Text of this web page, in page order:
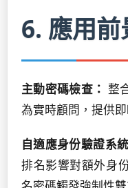
6. 應用
主動密碼檢查： 整
為實時顧問，提供
自適應身份驗證系統
排名影響對額外身